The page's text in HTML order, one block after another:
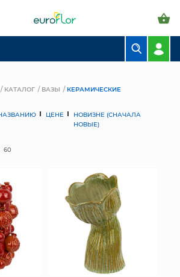
ГОРШКИ И КАШПО
ГРУНТЫ И УДОБРЕНИЯ
ПРЕДМЕТЫ ИНТЕРЬЕРА
КАТАЛОГ ВАЗЫ КЕРАМИЧЕСКИЕ
ЦЕНЕ
НОВИЗНЕ (СНАЧАЛА
НОВЫЕ)
60